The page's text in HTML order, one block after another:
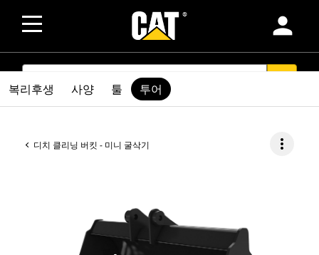
person
SEARCH
디치 클리닝 버킷 - 미니 굴삭기 more_vert
복리후생 사양 툴 투어